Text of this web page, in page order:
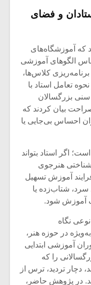
و فضای
که آموزشگاه‌های
الگوهای آموزشی
کلاس‌ها،
تعامل استاد با
بزرگسالان
بیان کردند که
احساس بی‌جایی یا
اگر استاد بتواند
هنرجوی
آموزش تسهیل
شتاب‌زده یا
آموزش شود.
نگاه
در حوزه هنر،
آموزشی ابتدایی
را که
دچار تردید، ترس از
در پژوهش حاضر،
موریس ژار
دوره
برگزار
سکانسی